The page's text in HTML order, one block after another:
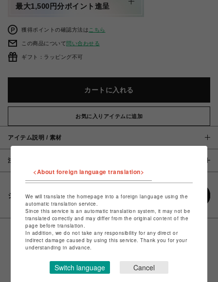
最大1,500円分ポイント進呈
獲得ポイントの確認方法は こちら
この商品について問い合わせる
ギフト：ラッピング不可
カートに入れる
お気に入りアイテムに追加
アイテム説明 / 素材
注意事項
シェアする
<About foreign language translation>
We will translate the homepage into a foreign language using the
automatic translation service.
Since this service is an automatic translation system, it may not be
translated correctly and may differ from the original content of the
page before translation.
In addition, we do not take any responsibility for any direct or
indirect damage caused by using this service. Thank you for your
understanding in advance.
Switch language Cancel